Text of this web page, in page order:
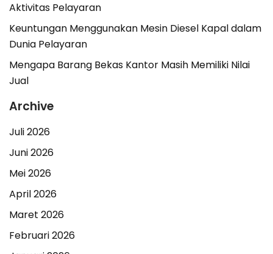
Aktivitas Pelayaran
Keuntungan Menggunakan Mesin Diesel Kapal dalam
Dunia Pelayaran
Mengapa Barang Bekas Kantor Masih Memiliki Nilai
Jual
Archive
Juli 2026
Juni 2026
Mei 2026
April 2026
Maret 2026
Februari 2026